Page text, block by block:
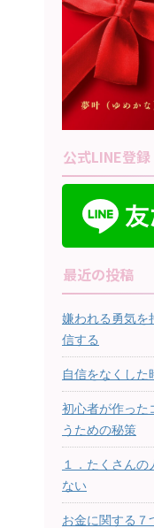
公式LINE登録
最近の投稿
嫌われる勇気を
信する
自信をなくした
初心者が作った
うための秘策
１．たくさん
ない
お金に関する７